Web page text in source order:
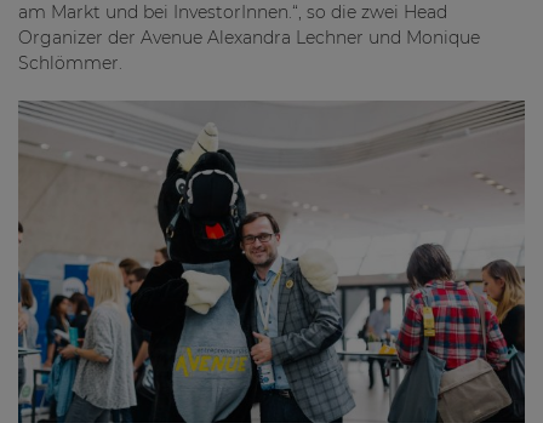
am Markt und bei InvestorInnen.“, so die zwei Head
Organizer der Avenue Alexandra Lechner und Monique
Schlömmer.